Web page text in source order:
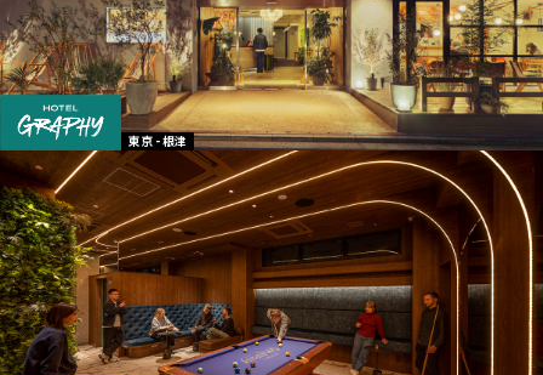
東京 - 根津